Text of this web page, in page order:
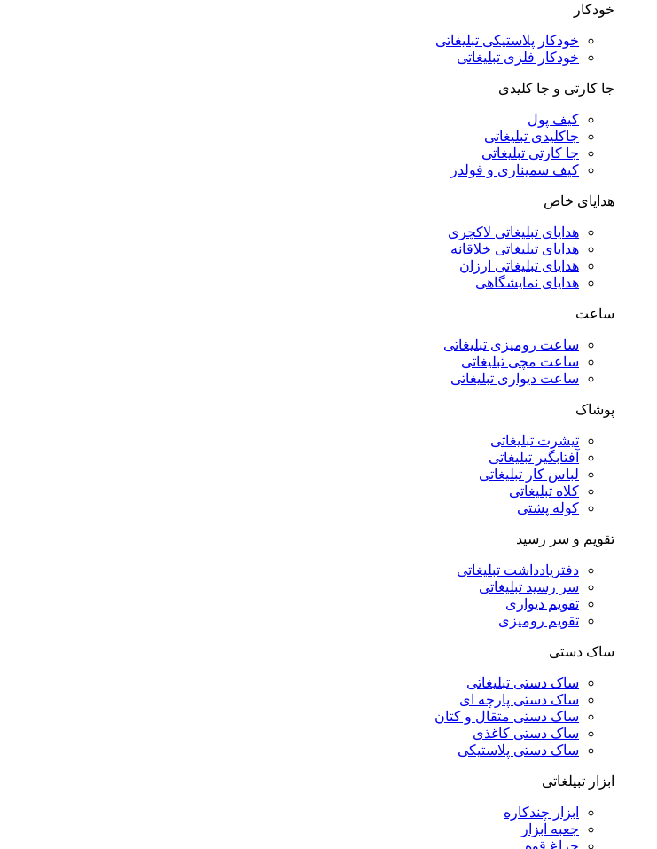
خودکار
خودکار پلاستیکی تبلیغاتی
خودکار فلزی تبلیغاتی
جا کارتی و جا کلیدی
کیف پول
جاکلیدی تبلیغاتی
جا کارتی تبلیغاتی
کیف سمیناری و فولدر
هدایای خاص
هدایای تبلیغاتی لاکچری
هدایای تبلیغاتی خلاقانه
هدایای تبلیغاتی ارزان
هدایای نمایشگاهی
ساعت
ساعت رومیزی تبلیغاتی
ساعت مچی تبلیغاتی
ساعت دیواری تبلیغاتی
پوشاک
تیشرت تبلیغاتی
آفتابگیر تبلیغاتی
لباس کار تبلیغاتی
کلاه تبلیغاتی
کوله پشتی
تقویم و سر رسید
دفتریادداشت تبلیغاتی
سر رسید تبلیغاتی
تقویم دیواری
تقویم رومیزی
ساک دستی
ساک دستی تبلیغاتی
ساک دستی پارچه ای
ساک دستی متقال و کتان
ساک دستی کاغذی
ساک دستی پلاستیکی
ابزار تبیلغاتی
ابزار چندکاره
جعبه ابزار
چراغ قوه